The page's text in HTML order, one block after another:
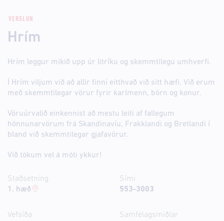
VERSLUN
Hrím
Hrím leggur mikið upp úr litríku og skemmtilegu umhverfi.
Í Hrím viljum við að allir finni eitthvað við sitt hæfi. Við erum
með skemmtilegar vörur fyrir karlmenn, börn og konur.
Vöruúrvalið einkennist að mestu leiti af fallegum
hönnunarvörum frá Skandinavíu, Frakklandi og Bretlandi í
bland við skemmtilegar gjafavörur.
Við tökum vel á móti ykkur!
Staðsetning
1. hæð
Vefsíða
Sími
553-3003
Samfélagsmiðlar